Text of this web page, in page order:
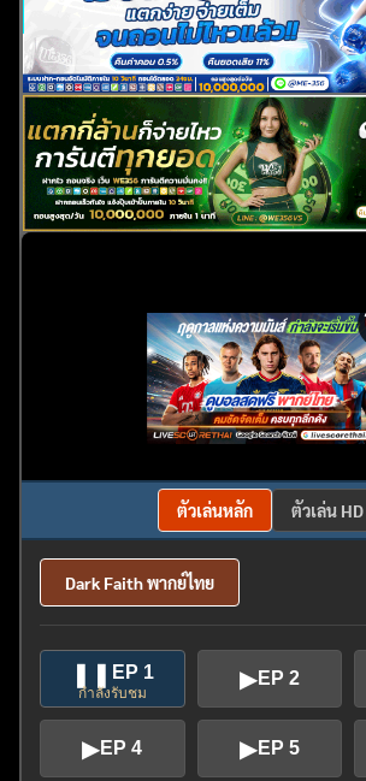
ตัวเล่นหลัก ตัวเล่น HD
Dark Faith พากย์ไทย
EP 1
กำลังรับชม
▶EP 2
▶EP 4 ▶EP 5